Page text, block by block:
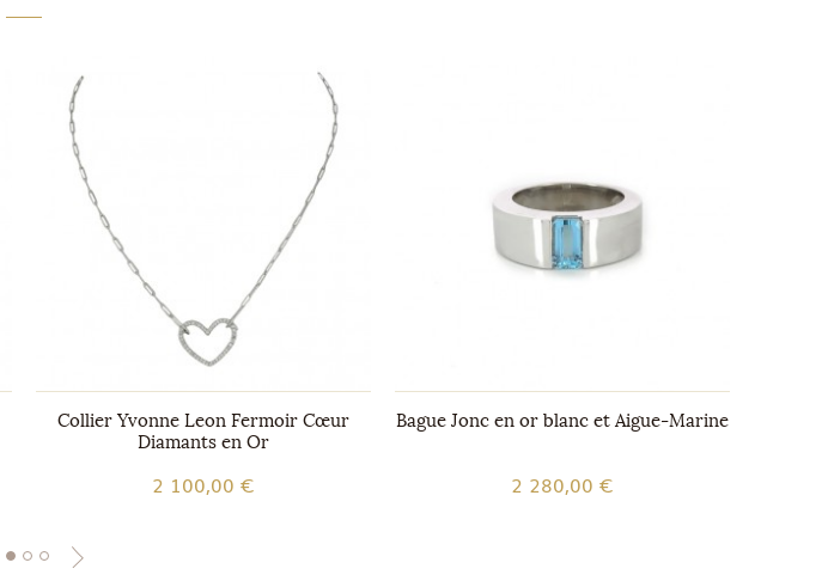
Collier Yvonne Leon Fermoir Cœur
Diamants en Or
2 100,00 €
Bague Jonc en or blanc et Aigue-Marine
2 280,00 €